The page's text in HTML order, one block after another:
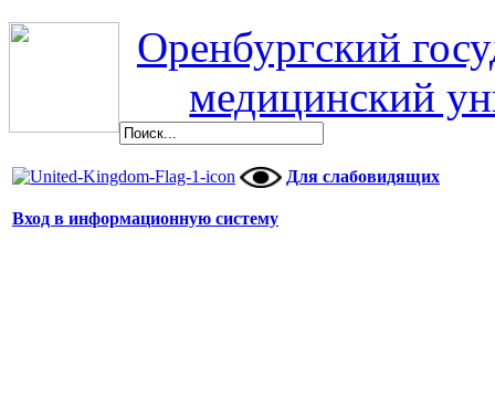
Оренбургский
медицинский
Для слабовидящих
Вход в информационную систему